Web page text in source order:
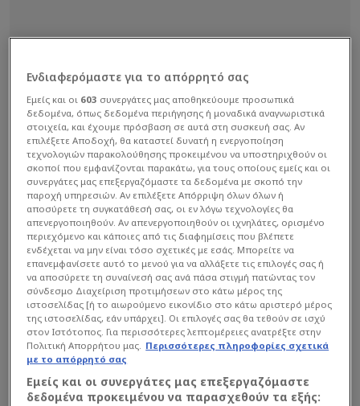
Έντονη πίεση
Διαβάστε επίσης...
Η μέρα που η Τζούλια
Αλεξανδράτου σόκαρε την
Ελλάδα και η θεωρία
συνωμοσίας
Κούγιας: Η τεράστια
περιουσία που
κληρονομούν τα παιδιά του
και το "καρφί"
Ενδιαφερόμαστε για το απόρρητό σας
Εμείς και οι 603 συνεργάτες μας αποθηκεύουμε προσωπικά
δεδομένα, όπως δεδομένα περιήγησης ή μοναδικά αναγνωριστικά
στοιχεία, και έχουμε πρόσβαση σε αυτά στη συσκευή σας. Αν
επιλέξετε Αποδοχή, θα καταστεί δυνατή η ενεργοποίηση
τεχνολογιών παρακολούθησης προκειμένου να υποστηριχθούν οι
σκοποί που εμφανίζονται παρακάτω, για τους οποίους εμείς και οι
συνεργάτες μας επεξεργαζόμαστε τα δεδομένα με σκοπό την
παροχή υπηρεσιών. Αν επιλέξετε Απόρριψη όλων όλων ή
αποσύρετε τη συγκατάθεσή σας, οι εν λόγω τεχνολογίες θα
απενεργοποιηθούν. Αν απενεργοποιηθούν οι ιχνηλάτες, ορισμένο
περιεχόμενο και κάποιες από τις διαφημίσεις που βλέπετε
ενδέχεται να μην είναι τόσο σχετικές με εσάς. Μπορείτε να
επανεμφανίσετε αυτό το μενού για να αλλάξετε τις επιλογές σας ή
να αποσύρετε τη συναίνεσή σας ανά πάσα στιγμή πατώντας τον
σύνδεσμο Διαχείριση προτιμήσεων στο κάτω μέρος της
ιστοσελίδας [ή το αιωρούμενο εικονίδιο στο κάτω αριστερό μέρος
της ιστοσελίδας, εάν υπάρχει]. Οι επιλογές σας θα τεθούν σε ισχύ
στον Ιστότοπος. Για περισσότερες λεπτομέρειες ανατρέξτε στην
Πολιτική Απορρήτου μας. Περισσότερες πληροφορίες σχετικά
με το απόρρητό σας
Εμείς και οι συνεργάτες μας επεξεργαζόμαστε
δεδομένα προκειμένου να παρασχεθούν τα εξής: